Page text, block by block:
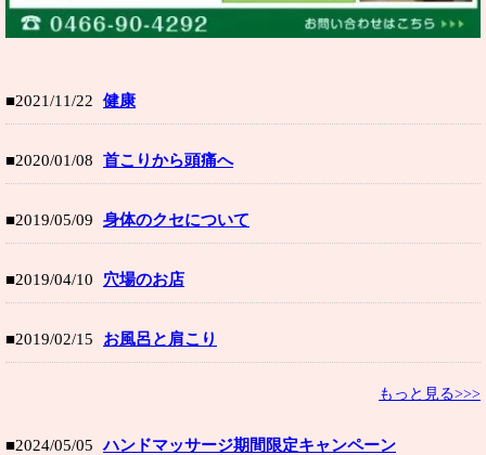
■2021/11/22 健康
■2020/01/08 首こりから頭痛へ
■2019/05/09 身体のクセについて
■2019/04/10 穴場のお店
■2019/02/15 お風呂と肩こり
もっと見る>>>
■2024/05/05 ハンドマッサージ期間限定キャンペーン